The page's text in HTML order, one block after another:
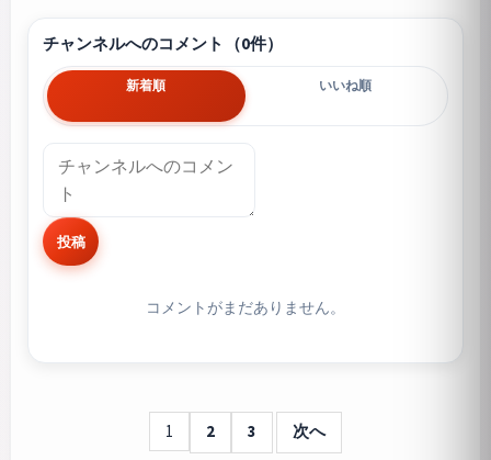
チャンネルへのコメント（0件）
新着順 いいね順
投稿
コメントがまだありません。
1 2 3 次へ